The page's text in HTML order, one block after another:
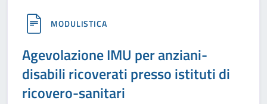
MODULISTICA
Agevolazione IMU per anziani-
disabili ricoverati presso istituti di
ricovero-sanitari